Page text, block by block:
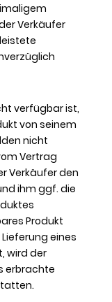
Verkäufer
verfügbar ist,
von seinem
nicht
Vertrag
Verkäufer den
ihm ggf. die
Produkt
eines
wird der
erbrachte